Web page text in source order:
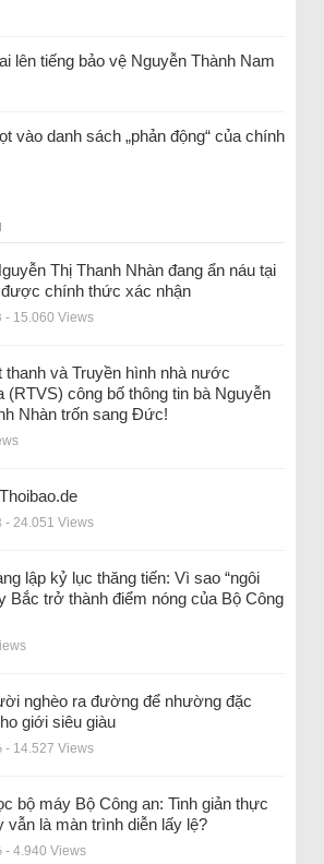
lên tiếng bảo vệ Nguyễn Thành Nam
vào danh sách „phản động“ của chính
Thị Thanh Nhàn đang ẩn náu tại
chính thức xác nhận
- 15.060 Views
thanh và Truyền hình nhà nước
(RTVS) công bố thông tin bà Nguyễn
Nhàn trốn sang Đức!
- 24.051 Views
lập kỷ lục thăng tiến: Vì sao “ngôi
Bắc trở thành điểm nóng của Bộ Công
nghèo ra đường để nhường đặc
giới siêu giàu
- 14.527 Views
bộ máy Bộ Công an: Tinh giản thực
vẫn là màn trình diễn lấy lệ?
- 4.940 Views